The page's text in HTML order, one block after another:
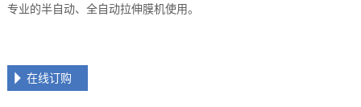
专业的半自动、全自动拉伸膜机使用。
在线订购